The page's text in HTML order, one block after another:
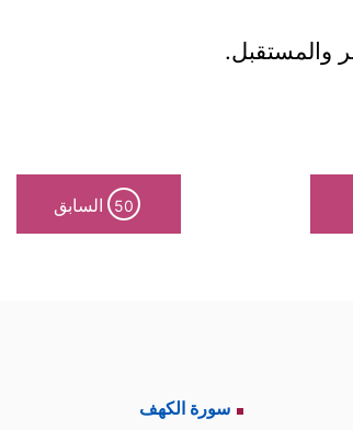
والمستقبل.
50 السابق
سورة الكهف